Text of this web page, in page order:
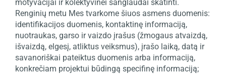
motyvacijai ir kolektyvinei sanglaudai skatinti.
Renginių metu Mes tvarkome šiuos asmens duomenis:
identifikacijos duomenis, kontaktinę informaciją,
nuotraukas, garso ir vaizdo įrašus (žmogaus atvaizdą,
išvaizdą, elgesį, atliktus veiksmus), įrašo laiką, datą ir
savanoriškai pateiktus duomenis arba informaciją,
konkrečiam projektui būdingą specifinę informaciją;